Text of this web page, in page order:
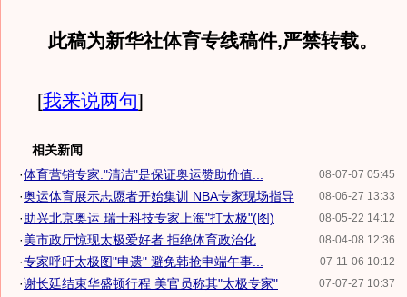
此稿为新华社体育专线稿件,严禁转载。
[我来说两句]
相关新闻
08-07-07 05:45
·体育营销专家:"清洁"是保证奥运赞助价值...
08-06-27 13:33
·奥运体育展示志愿者开始集训 NBA专家现场指导
08-05-22 14:12
·助兴北京奥运 瑞士科技专家上海"打太极"(图)
08-04-08 12:36
·美市政厅惊现太极爱好者 拒绝体育政治化
07-11-06 10:12
·专家呼吁太极图"申遗" 避免韩抢申端午事...
07-07-27 10:37
·谢长廷结束华盛顿行程 美官员称其"太极专家"